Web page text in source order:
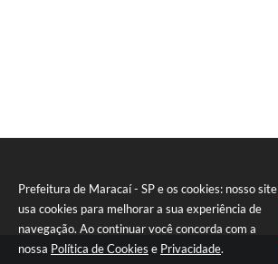
Prefeitura de Maracaí - SP e os cookies: nosso site
usa cookies para melhorar a sua experiência de
navegação. Ao continuar você concorda com a
nossa Política de Cookies e Privacidade.